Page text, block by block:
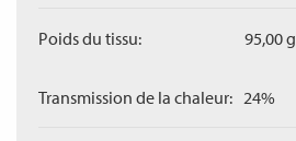
Poids du tissu: 95,00
Transmission de la chaleur: 24%